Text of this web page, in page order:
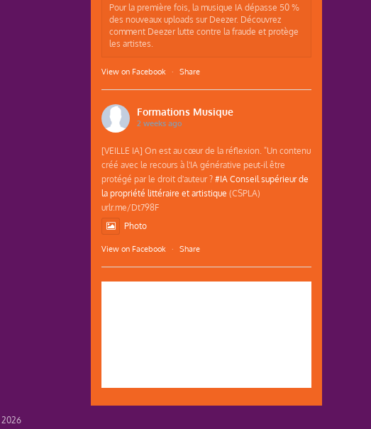
Pour la première fois, la musique IA dépasse 50 %
des nouveaux uploads sur Deezer. Découvrez
comment Deezer lutte contre la fraude et protège
les artistes.
View on Facebook · Share
Formations Musique
2 weeks ago
[VEILLE IA] On est au cœur de la réflexion. "Un contenu
créé avec le recours à l'IA générative peut-il être
protégé par le droit d'auteur ?#IA Conseil supérieur de
la propriété littéraire et artistique (CSPLA)
urlr.me/Dt798F
Photo
View on Facebook · Share
2026